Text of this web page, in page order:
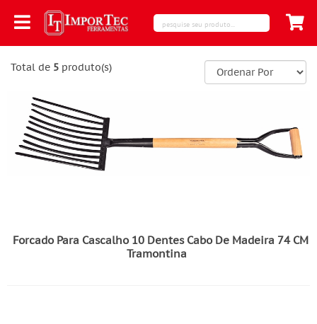
Total de 5 produto(s)
Forcado Para Cascalho 10 Dentes Cabo De Madeira 74 CM
Tramontina